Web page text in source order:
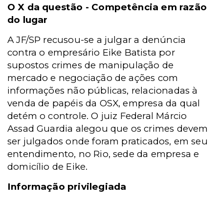
O X da questão - Competência em razão
do lugar
A JF/SP recusou-se a julgar a denúncia
contra o empresário Eike Batista por
supostos crimes de manipulação de
mercado e negociação de ações com
informações não públicas, relacionadas à
venda de papéis da OSX, empresa da qual
detém o controle. O juiz Federal Márcio
Assad Guardia alegou que os crimes devem
ser julgados onde foram praticados, em seu
entendimento, no Rio, sede da empresa e
domicílio de Eike.
Informação privilegiada